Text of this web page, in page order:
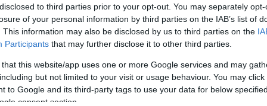
to third parties prior to your opt-out. You may separately
of your personal information by third parties on the IAB’s list of
This information may also be disclosed by us to third parties on the
Participants that may further disclose it to other third parties.
that this website/app uses one or more Google services and may
but not limited to your visit or usage behaviour. You may
to Google and its third-party tags to use your data for below
consent section.
A szervezők a világhírű magyar rendező, Mészáros Márta
Aurora Borealis ? Északi fény vetítésével. Antal NimródA
seregszemlére, utóbbit a rendezőnő személyesen mutatja